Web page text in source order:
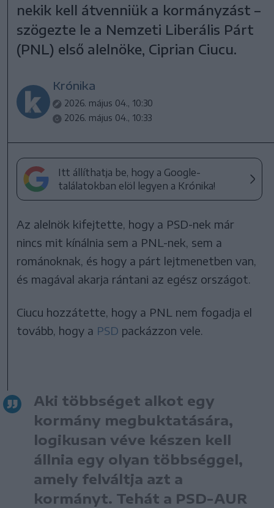
nekik kell átvenniük a kormányzást –
szögezte le a Nemzeti Liberális Párt
(PNL) első alelnöke, Ciprian Ciucu.
Krónika
2026. május 04., 10:30
2026. május 04., 10:33
Itt állíthatja be, hogy a Google-
találatokban elöl legyen a Krónika!
Az alelnök kifejtette, hogy a PSD-nek már
nincs mit kínálnia sem a PNL-nek, sem a
románoknak, és hogy a párt lejtmenetben van,
és magával akarja rántani az egész országot.
Ciucu hozzátette, hogy a PNL nem fogadja el
tovább, hogy a PSD packázzon vele.
Aki többséget alkot egy
kormány megbuktatására,
logikusan véve készen kell
állnia egy olyan többséggel,
amely felváltja azt a
kormányt. Tehát a PSD-AUR